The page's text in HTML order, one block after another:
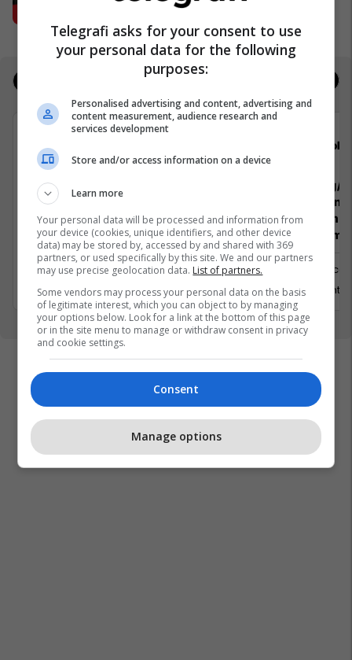
Pranues Malli
Ferizaj
19 Gusht 2026
Teknolog/
Paketimin
Mitrovicë
15 Gusht
Telegrafi asks for your consent to use
your personal data for the following
purposes:
Personalised advertising and content, advertising and
content measurement, audience research and
services development
Store and/or access information on a device
Learn more
Your personal data will be processed and information from
your device (cookies, unique identifiers, and other device
data) may be stored by, accessed by and shared with 369
partners, or used specifically by this site. We and our partners
may use precise geolocation data. List of partners.
Some vendors may process your personal data on the basis
of legitimate interest, which you can object to by managing
your options below. Look for a link at the bottom of this page
or in the site menu to manage or withdraw consent in privacy
and cookie settings.
Consent
Manage options